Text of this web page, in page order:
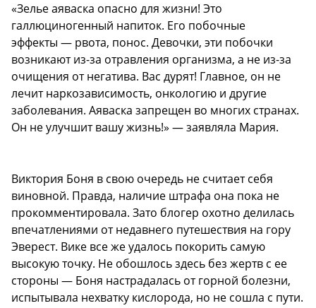
«Зелье аяваска опасно для жизни! Это
галлюциногенный напиток. Его побочные
эффекты — рвота, понос. Девочки, эти побочки
возникают из-за отравления организма, а не из-за
очищения от негатива. Вас дурят! Главное, он не
лечит наркозависимость, онкологию и другие
заболевания. Аяваска запрещен во многих странах.
Он не улучшит вашу жизнь!» — заявляла Мария.
Виктория Боня в свою очередь не считает себя
виновной. Правда, наличие штрафа она пока не
прокомментировала. Зато блогер охотно делилась
впечатлениями от недавнего путешествия на гору
Эверест. Вике все же удалось покорить самую
высокую точку. Не обошлось здесь без жертв с ее
стороны — Боня настрадалась от горной болезни,
испытывала нехватку кислорода, но не сошла с пути.